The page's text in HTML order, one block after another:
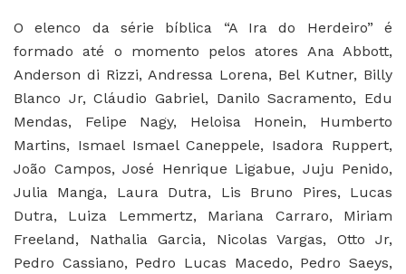
O elenco da série bíblica “A Ira do Herdeiro” é
formado até o momento pelos atores Ana Abbott,
Anderson di Rizzi, Andressa Lorena, Bel Kutner, Billy
Blanco Jr, Cláudio Gabriel, Danilo Sacramento, Edu
Mendas, Felipe Nagy, Heloisa Honein, Humberto
Martins, Ismael Ismael Caneppele, Isadora Ruppert,
João Campos, José Henrique Ligabue, Juju Penido,
Julia Manga, Laura Dutra, Lis Bruno Pires, Lucas
Dutra, Luiza Lemmertz, Mariana Carraro, Miriam
Freeland, Nathalia Garcia, Nicolas Vargas, Otto Jr,
Pedro Cassiano, Pedro Lucas Macedo, Pedro Saeys,